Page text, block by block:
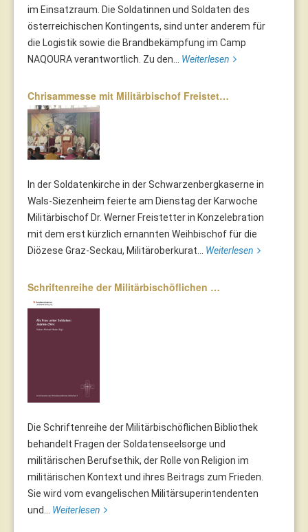
im Einsatzraum. Die Soldatinnen und Soldaten des
österreichischen Kontingents, sind unter anderem für
die Logistik sowie die Brandbekämpfung im Camp
NAQOURA verantwortlich. Zu den... Weiterlesen
Chrisammesse mit Militärbischof Freistet…
In der Soldatenkirche in der Schwarzenbergkaserne in
Wals-Siezenheim feierte am Dienstag der Karwoche
Militärbischof Dr. Werner Freistetter in Konzelebration
mit dem erst kürzlich ernannten Weihbischof für die
Diözese Graz-Seckau, Militäroberkurat... Weiterlesen
Schriftenreihe der Militärbischöflichen …
Die Schriftenreihe der Militärbischöflichen Bibliothek
behandelt Fragen der Soldatenseelsorge und
militärischen Berufsethik, der Rolle von Religion im
militärischen Kontext und ihres Beitrags zum Frieden.
Sie wird vom evangelischen Militärsuperintendenten
und... Weiterlesen